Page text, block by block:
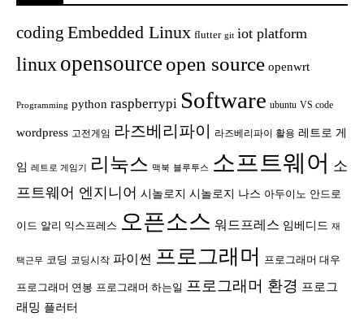
coding Embedded Linux flutter git iot platform
linux opensource open source openwrt
Programming python raspberrypi Software ubuntu VS code
wordpress 고전게임 라즈베리파이 라즈베리파이 활용 레트로 게
임 레트로 게임기 리눅스 맥북 블루투스 소프트웨어 소
프트웨어 엔지니어 시놀로지 시놀로지 나스 아두이노 안드로
이드 알리 익스프레스 오픈소스 워드프레스 임베디드 재
택근무 코딩 코딩시작 파이썬 프로그래머 프로그래머 대우
프로그래머 연봉 프로그래머 하는일 프로그래머 환경 프로그
래밍 플러터